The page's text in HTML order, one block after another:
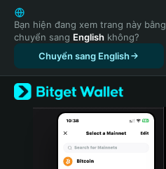
English
日本語
Tiếng Việt
Русский
Español (Latinoamérica)
Türkçe
Italiano
Bạn hiện đang xem trang này bằng
chuyển sang English không?
Chuyển sang English